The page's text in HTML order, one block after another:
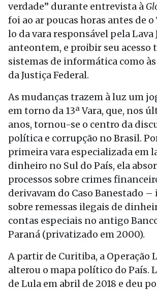
verdade” durante entrevista à
foi ao ar poucas horas antes de
lo da vara responsável pela Lava
anteontem, e proibir seu acesso
sistemas de informática como
da Justiça Federal.
As mudanças trazem à luz um
em torno da 13ª Vara, que, nos
anos, tornou-se o centro da
política e corrupção no Brasil.
primeira vara especializada em
dinheiro no Sul do País, ela
processos sobre crimes
derivavam do Caso Banestado
sobre remessas ilegais de
contas especiais no antigo
Paraná (privatizado em 2000).
A partir de Curitiba, a Operação
alterou o mapa político do País.
de Lula em abril de 2018 e deu